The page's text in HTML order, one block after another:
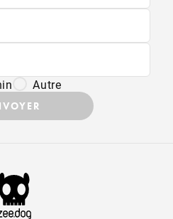
Autre